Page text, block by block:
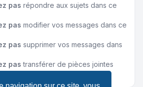
pas répondre aux sujets dans ce
pas modifier vos messages dans ce
pas supprimer vos messages dans
pas transférer de pièces jointes